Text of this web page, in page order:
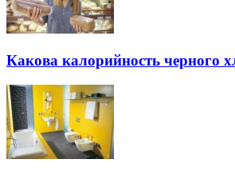
Какова калорийность черного